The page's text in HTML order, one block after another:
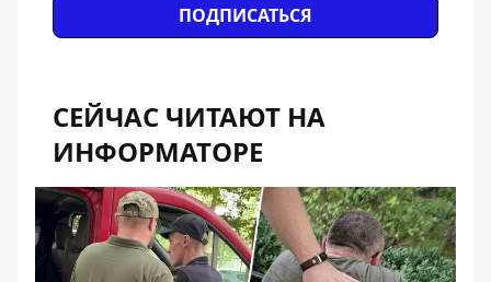
ПОДПИСАТЬСЯ
СЕЙЧАС ЧИТАЮТ НА
ИНФОРМАТОРЕ